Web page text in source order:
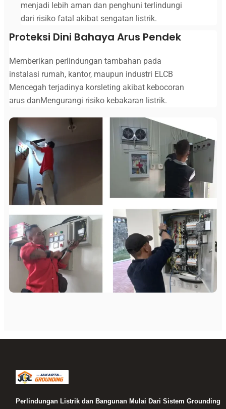
menjadi lebih aman dan penghuni terlindungi
dari risiko fatal akibat sengatan listrik.
Proteksi Dini Bahaya Arus Pendek
Memberikan perlindungan tambahan pada
instalasi rumah, kantor, maupun industri ELCB
Mencegah terjadinya korsleting akibat kebocoran
arus danMengurangi risiko kebakaran listrik.
Perlindungan Listrik dan Bangunan Mulai Dari Sistem Grounding